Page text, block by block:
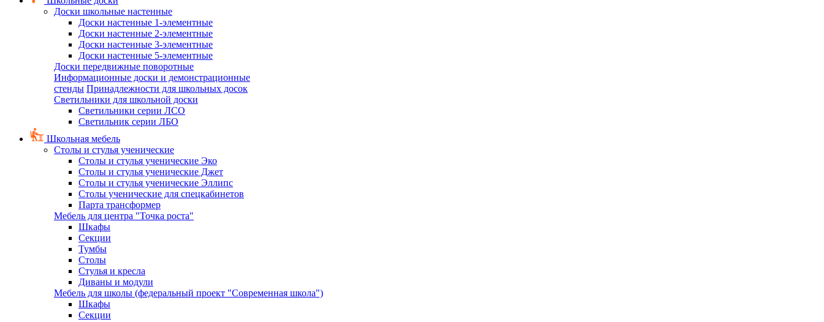
Доски школьные настенные
Доски настенные 1-элементные
Доски настенные 2-элементные
Доски настенные 3-элементные
Доски настенные 5-элементные
Доски передвижные поворотные
Информационные доски и демонстрационные
стенды Принадлежности для школьных досок
Светильники для школьной доски
Светильники серии ЛСО
Светильник серии ЛБО
Школьная мебель
Столы и стулья ученические
Столы и стулья ученические Эко
Столы и стулья ученические Джет
Столы и стулья ученические Эллипс
Столы ученические для спецкабинетов
Парта трансформер
Мебель для центра "Точка роста"
Шкафы
Секции
Тумбы
Столы
Стулья и кресла
Диваны и модули
Мебель для школы (федеральный проект "Современная школа")
Шкафы
Секции